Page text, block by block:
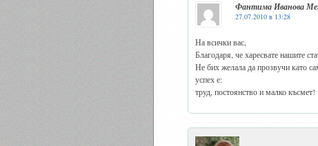
Фантима Иванова
27.07.2010 в 13:28
На всички вас,
Благодаря, че харесвате нашите
Не бих желала да прозвучи като
успех е:
труд, постоянство и малко